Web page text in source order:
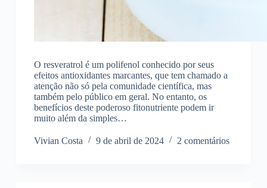
O resveratrol é um polifenol conhecido por seus
efeitos antioxidantes marcantes, que tem chamado a
atenção não só pela comunidade científica, mas
também pelo público em geral. No entanto, os
benefícios deste poderoso fitonutriente podem ir
muito além da simples…
Vivian Costa 9 de abril de 2024 2 comentários